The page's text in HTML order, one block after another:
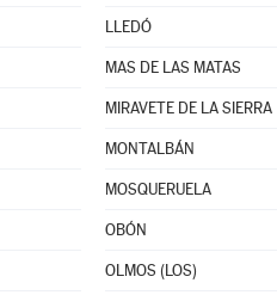
LLEDÓ
MAS DE LAS MATAS
MIRAVETE DE LA SIERRA
MONTALBÁN
MOSQUERUELA
OBÓN
OLMOS (LOS)